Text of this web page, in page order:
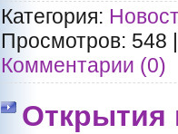
Категория:
Просмотров: 548
Комментарии (0)